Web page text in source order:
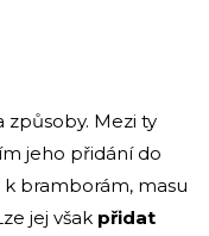
Mezi ty
jeho přidání do
bramborám, masu
jej však přidat